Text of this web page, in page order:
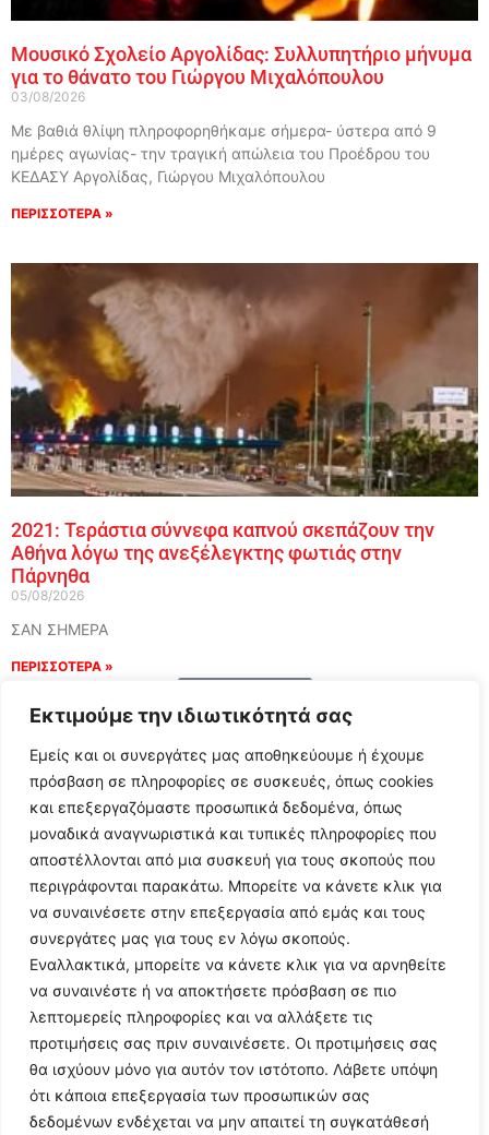
Εκτιμούμε την ιδιωτικότητά σας
Εμείς και οι συνεργάτες μας αποθηκεύουμε ή έχουμε
πρόσβαση σε πληροφορίες σε συσκευές, όπως cookies
και επεξεργαζόμαστε προσωπικά δεδομένα, όπως
μοναδικά αναγνωριστικά και τυπικές πληροφορίες που
αποστέλλονται από μια συσκευή για τους σκοπούς που
περιγράφονται παρακάτω. Μπορείτε να κάνετε κλικ για
να συναινέσετε στην επεξεργασία από εμάς και τους
συνεργάτες μας για τους εν λόγω σκοπούς.
Εναλλακτικά, μπορείτε να κάνετε κλικ για να αρνηθείτε
να συναινέστε ή να αποκτήσετε πρόσβαση σε πιο
λεπτομερείς πληροφορίες και να αλλάξετε τις
προτιμήσεις σας πριν συναινέσετε. Οι προτιμήσεις σας
θα ισχύουν μόνο για αυτόν τον ιστότοπο. Λάβετε υπόψη
ότι κάποια επεξεργασία των προσωπικών σας
δεδομένων ενδέχεται να μην απαιτεί τη συγκατάθεσή
Μουσικό Σχολείο Αργολίδας: Συλλυπητήριο μήνυμα
για το θάνατο του Γιώργου Μιχαλόπουλου
03/08/2026
Με βαθιά θλίψη πληροφορηθήκαμε σήμερα- ύστερα από 9
ημέρες αγωνίας- την τραγική απώλεια του Προέδρου του
ΚΕΔΑΣΥ Αργολίδας, Γιώργου Μιχαλόπουλου
ΠΕΡΙΣΣΟΤΕΡΑ »
2021: Τεράστια σύννεφα καπνού σκεπάζουν την
Αθήνα λόγω της ανεξέλεγκτης φωτιάς στην
Πάρνηθα
05/08/2026
ΣΑΝ ΣΗΜΕΡΑ
ΠΕΡΙΣΣΟΤΕΡΑ »
Follow Us
© 2024 All Rights Reserved